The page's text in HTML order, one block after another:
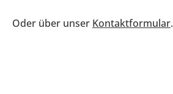
Oder über unser Kontaktformular.